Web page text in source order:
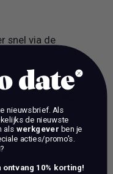
snel via de
in je carrière?
alleen reguliere
date
nieuwsbrief. Als
de nieuwste
als werkgever ben je
acties/promo's.
10% korting!